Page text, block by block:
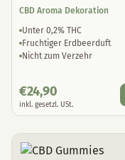
CBD Aroma Dekoration
Unter 0,2% THC
Fruchtiger Erdbeerduft
Nicht zum Verzehr
€24,90
inkl. gesetzl. USt.